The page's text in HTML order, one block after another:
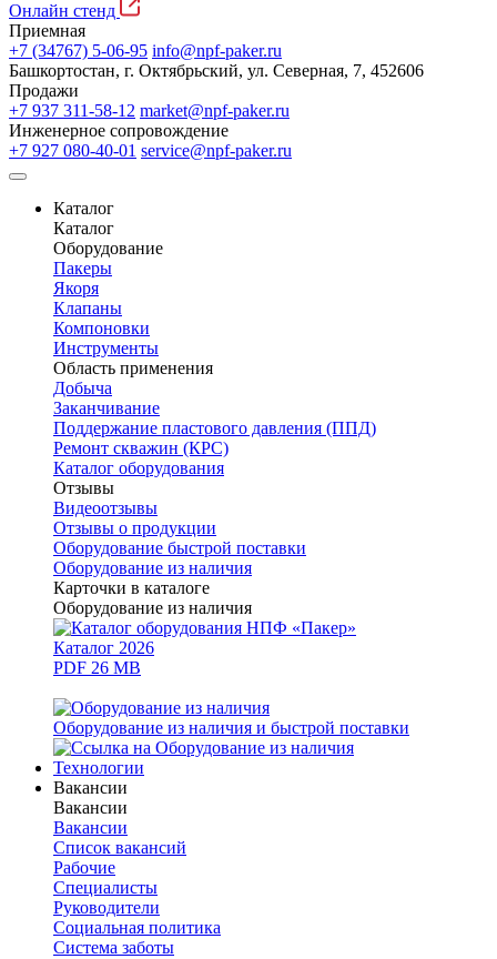
Онлайн стенд
Приемная
+7 (34767) 5-06-95 info@npf-paker.ru
Башкортостан, г. Октябрьский, ул. Северная, 7, 452606
Продажи
+7 937 311-58-12 market@npf-paker.ru
Инженерное сопровождение
+7 927 080-40-01 service@npf-paker.ru
Каталог
Каталог
Оборудование
Пакеры
Якоря
Клапаны
Компоновки
Инструменты
Область применения
Добыча
Заканчивание
Поддержание пластового давления (ППД)
Ремонт скважин (КРС)
Каталог оборудования
Отзывы
Видеоотзывы
Отзывы о продукции
Оборудование быстрой поставки
Оборудование из наличия
Карточки в каталоге
Оборудование из наличия
Каталог 2026
PDF 26 MB
Оборудование из наличия и быстрой поставки
Технологии
Вакансии
Вакансии
Вакансии
Список вакансий
Рабочие
Специалисты
Руководители
Cоциальная политика
Система заботы